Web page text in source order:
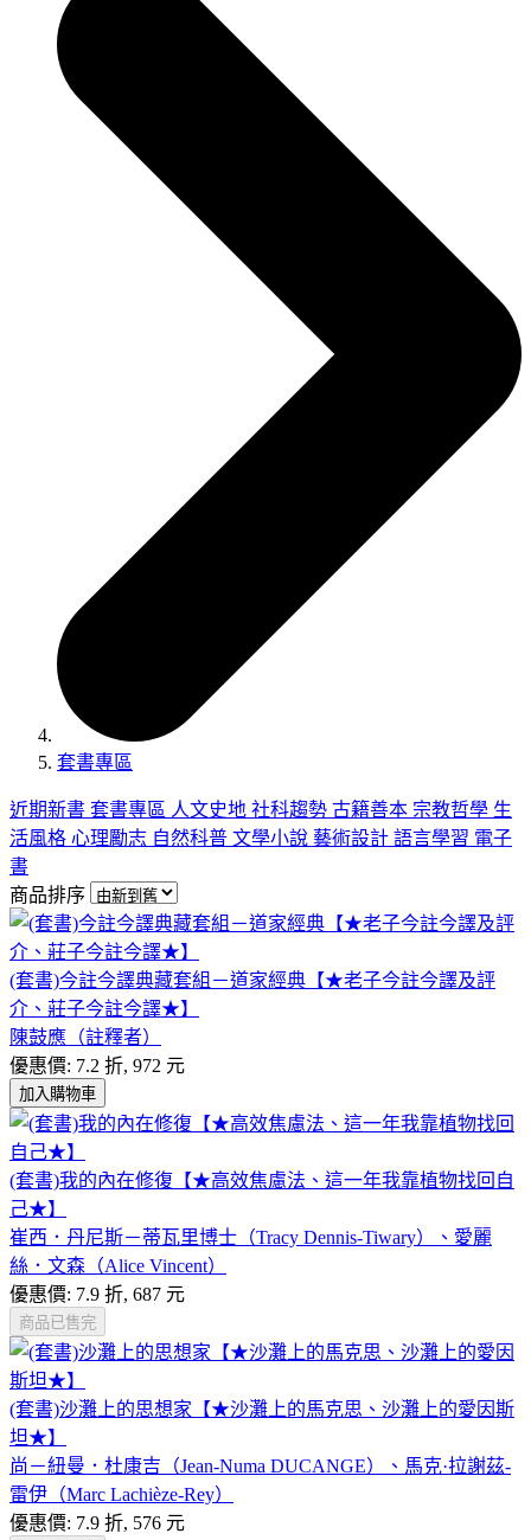
套書專區
近期新書 套書專區 人文史地 社科趨勢 古籍善本 宗教哲學 生
活風格 心理勵志 自然科普 文學小說 藝術設計 語言學習 電子
書
商品排序
(套書)今註今譯典藏套組－道家經典【★老子今註今譯及評
介、莊子今註今譯★】
陳鼓應（註釋者）
優惠價: 7.2 折, 972 元
加入購物車
(套書)我的內在修復【★高效焦慮法、這一年我靠植物找回自
己★】
崔西．丹尼斯－蒂瓦里博士（Tracy Dennis-Tiwary）、愛麗
絲．文森（Alice Vincent）
優惠價: 7.9 折, 687 元
商品已售完
(套書)沙灘上的思想家【★沙灘上的馬克思、沙灘上的愛因斯
坦★】
尚－紐曼．杜康吉（Jean-Numa DUCANGE）、馬克·拉謝茲-
雷伊（Marc Lachièze-Rey）
優惠價: 7.9 折, 576 元